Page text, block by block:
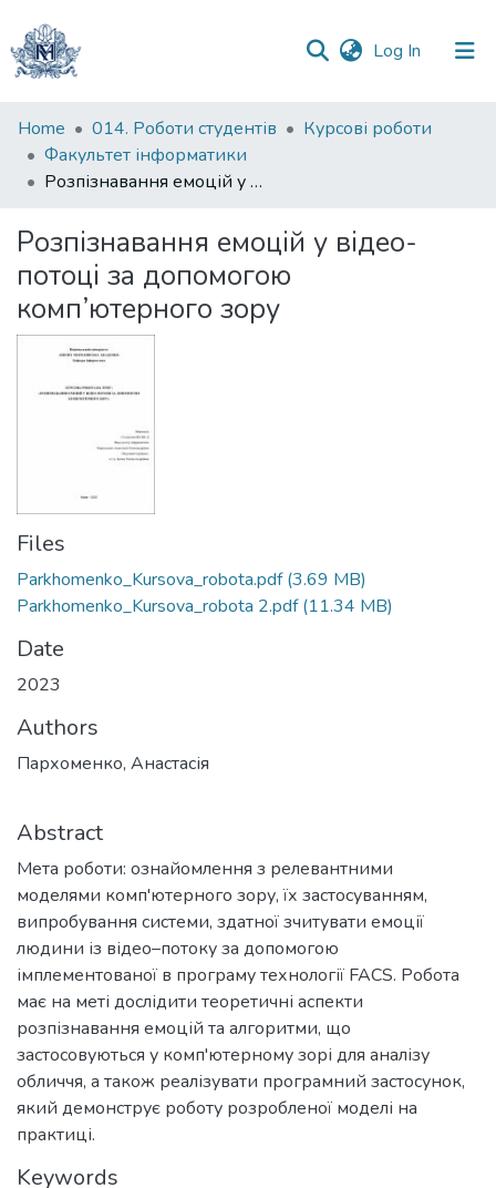
Log In (current)
Communities
&
Collections
Statistics
Home 014. Роботи студентів
Курсові роботи
Факультет інформатики
Розпізнавання емоцій у відео-потоці за допомогою комп’ютерного зору
Розпізнавання емоцій у відео-
потоці за допомогою
комп’ютерного зору
Files
Parkhomenko_Kursova_robota.pdf(3.69 MB)
Parkhomenko_Kursova_robota 2.pdf(11.34 MB)
Date
2023
Authors
Пархоменко, Анастасія
Abstract
Мета роботи: ознайомлення з релевантними
моделями комп'ютерного зору, їх застосуванням,
випробування системи, здатної зчитувати емоції
людини із відео–потоку за допомогою
імплементованої в програму технології FACS. Робота
має на меті дослідити теоретичні аспекти
розпізнавання емоцій та алгоритми, що
застосовуються у комп'ютерному зорі для аналізу
обличчя, а також реалізувати програмний застосунок,
який демонструє роботу розробленої моделі на
практиці.
Keywords